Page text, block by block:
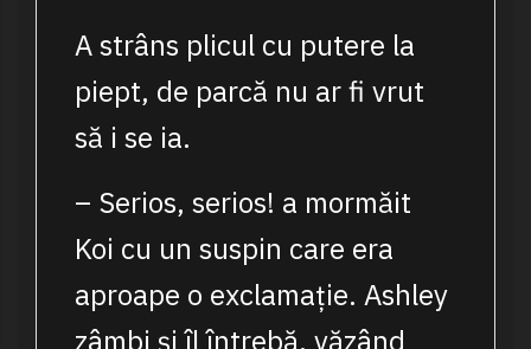
A strâns plicul cu putere la
piept, de parcă nu ar fi vrut
să i se ia.
– Serios, serios! a mormăit
Koi cu un suspin care era
aproape o exclamație. Ashley
zâmbi și îl întrebă, văzând